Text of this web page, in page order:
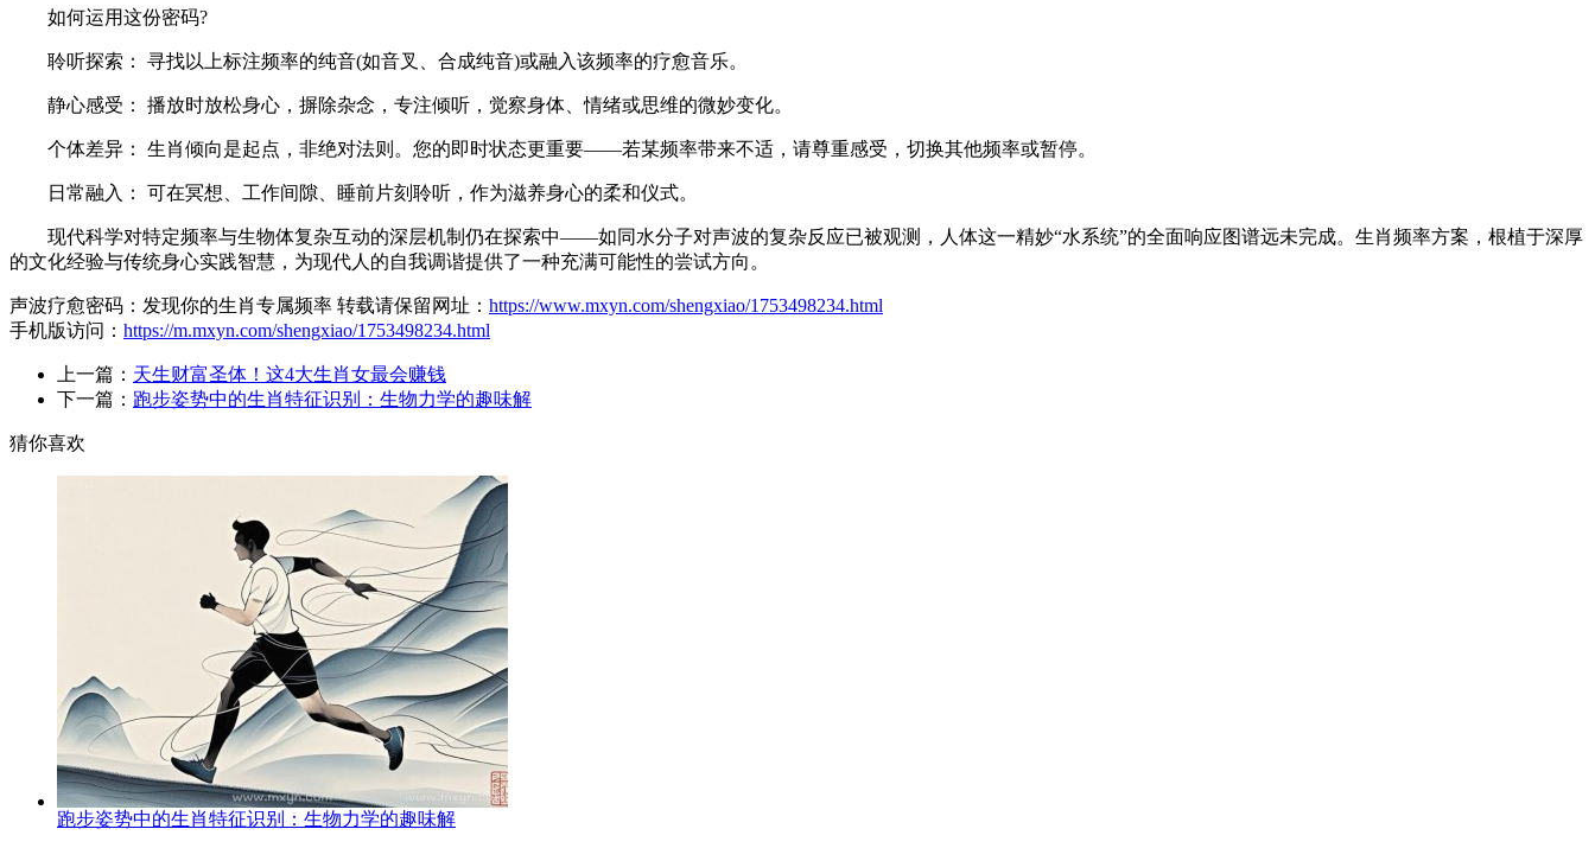
如何运用这份密码?
聆听探索： 寻找以上标注频率的纯音(如音叉、合成纯音)或融入该频率的疗愈音乐。
静心感受： 播放时放松身心，摒除杂念，专注倾听，觉察身体、情绪或思维的微妙变化。
个体差异： 生肖倾向是起点，非绝对法则。您的即时状态更重要——若某频率带来不适，请尊重感受，切换其他频率或暂停。
日常融入： 可在冥想、工作间隙、睡前片刻聆听，作为滋养身心的柔和仪式。
现代科学对特定频率与生物体复杂互动的深层机制仍在探索中——如同水分子对声波的复杂反应已被观测，人体这一精妙“水系统”的全面响应图谱远未完成。生肖频率方案，根植于深厚
的文化经验与传统身心实践智慧，为现代人的自我调谐提供了一种充满可能性的尝试方向。
声波疗愈密码：发现你的生肖专属频率 转载请保留网址： https://www.mxyn.com/shengxiao/1753498234.html
手机版访问： https://m.mxyn.com/shengxiao/1753498234.html
上一篇： 天生财富圣体！这4大生肖女最会赚钱
下一篇： 跑步姿势中的生肖特征识别：生物力学的趣味解
猜你喜欢
跑步姿势中的生肖特征识别：生物力学的趣味解